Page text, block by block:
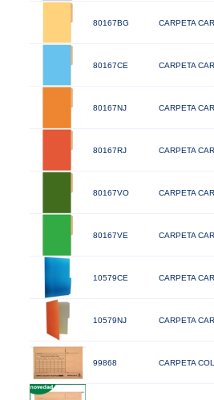
80167BG CARPETA
80167CE CARPETA
80167NJ CARPETA
80167RJ CARPETA
80167VO CARPETA
80167VE CARPETA
10579CE CARPETA
10579NJ CARPETA
99868 CARPETA